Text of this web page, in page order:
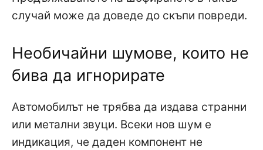
случай може да доведе до скъпи повреди.
Необичайни шумове, които не
бива да игнорирате
Автомобилът не трябва да издава странни
или метални звуци. Всеки нов шум е
индикация, че даден компонент не